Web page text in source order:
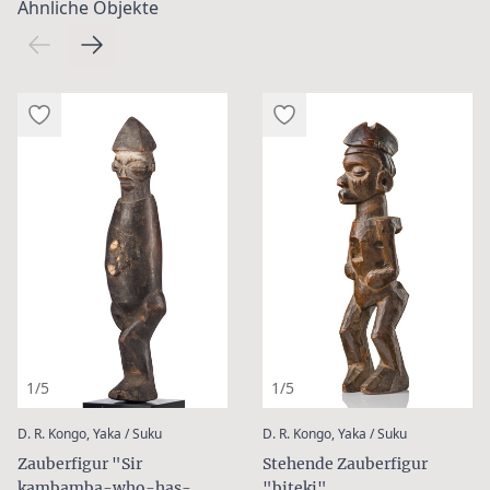
Ähnliche Objekte
1/5
D. R. Kongo, Yaka / Suku:
Zauberfigur "Sir
1/5
D. R. Kongo, Yaka / Suku:
Stehende Zauberfigur